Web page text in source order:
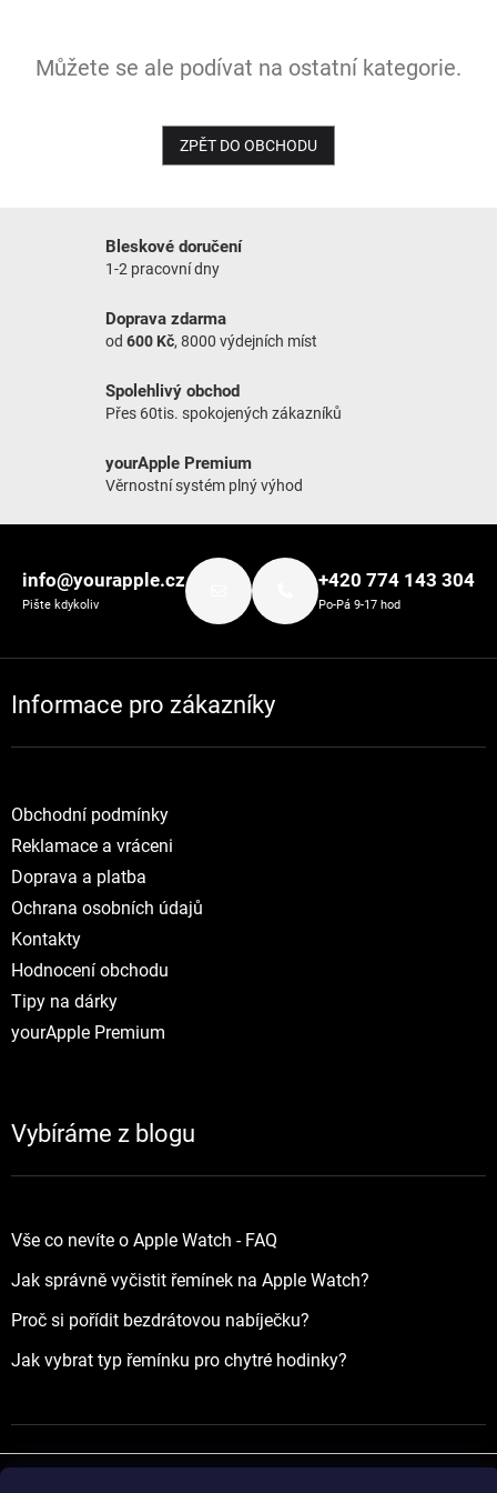
Můžete se ale podívat na ostatní kategorie.
ZPĚT DO OBCHODU
Bleskové doručení
1-2 pracovní dny
Doprava zdarma
od 600 Kč, 8000 výdejních míst
Spolehlivý obchod
Přes 60tis. spokojených zákazníků
yourApple Premium
Věrnostní systém plný výhod
info@yourapple.cz
Pište kdykoliv
+420 774 143 304
Po-Pá 9-17 hod
Informace pro zákazníky
Obchodní podmínky
Reklamace a vráceni
Doprava a platba
Ochrana osobních údajů
Kontakty
Hodnocení obchodu
Tipy na dárky
yourApple Premium
Vybíráme z blogu
Vše co nevíte o Apple Watch - FAQ
Jak správně vyčistit řemínek na Apple Watch?
Proč si pořídit bezdrátovou nabíječku?
Jak vybrat typ řemínku pro chytré hodinky?